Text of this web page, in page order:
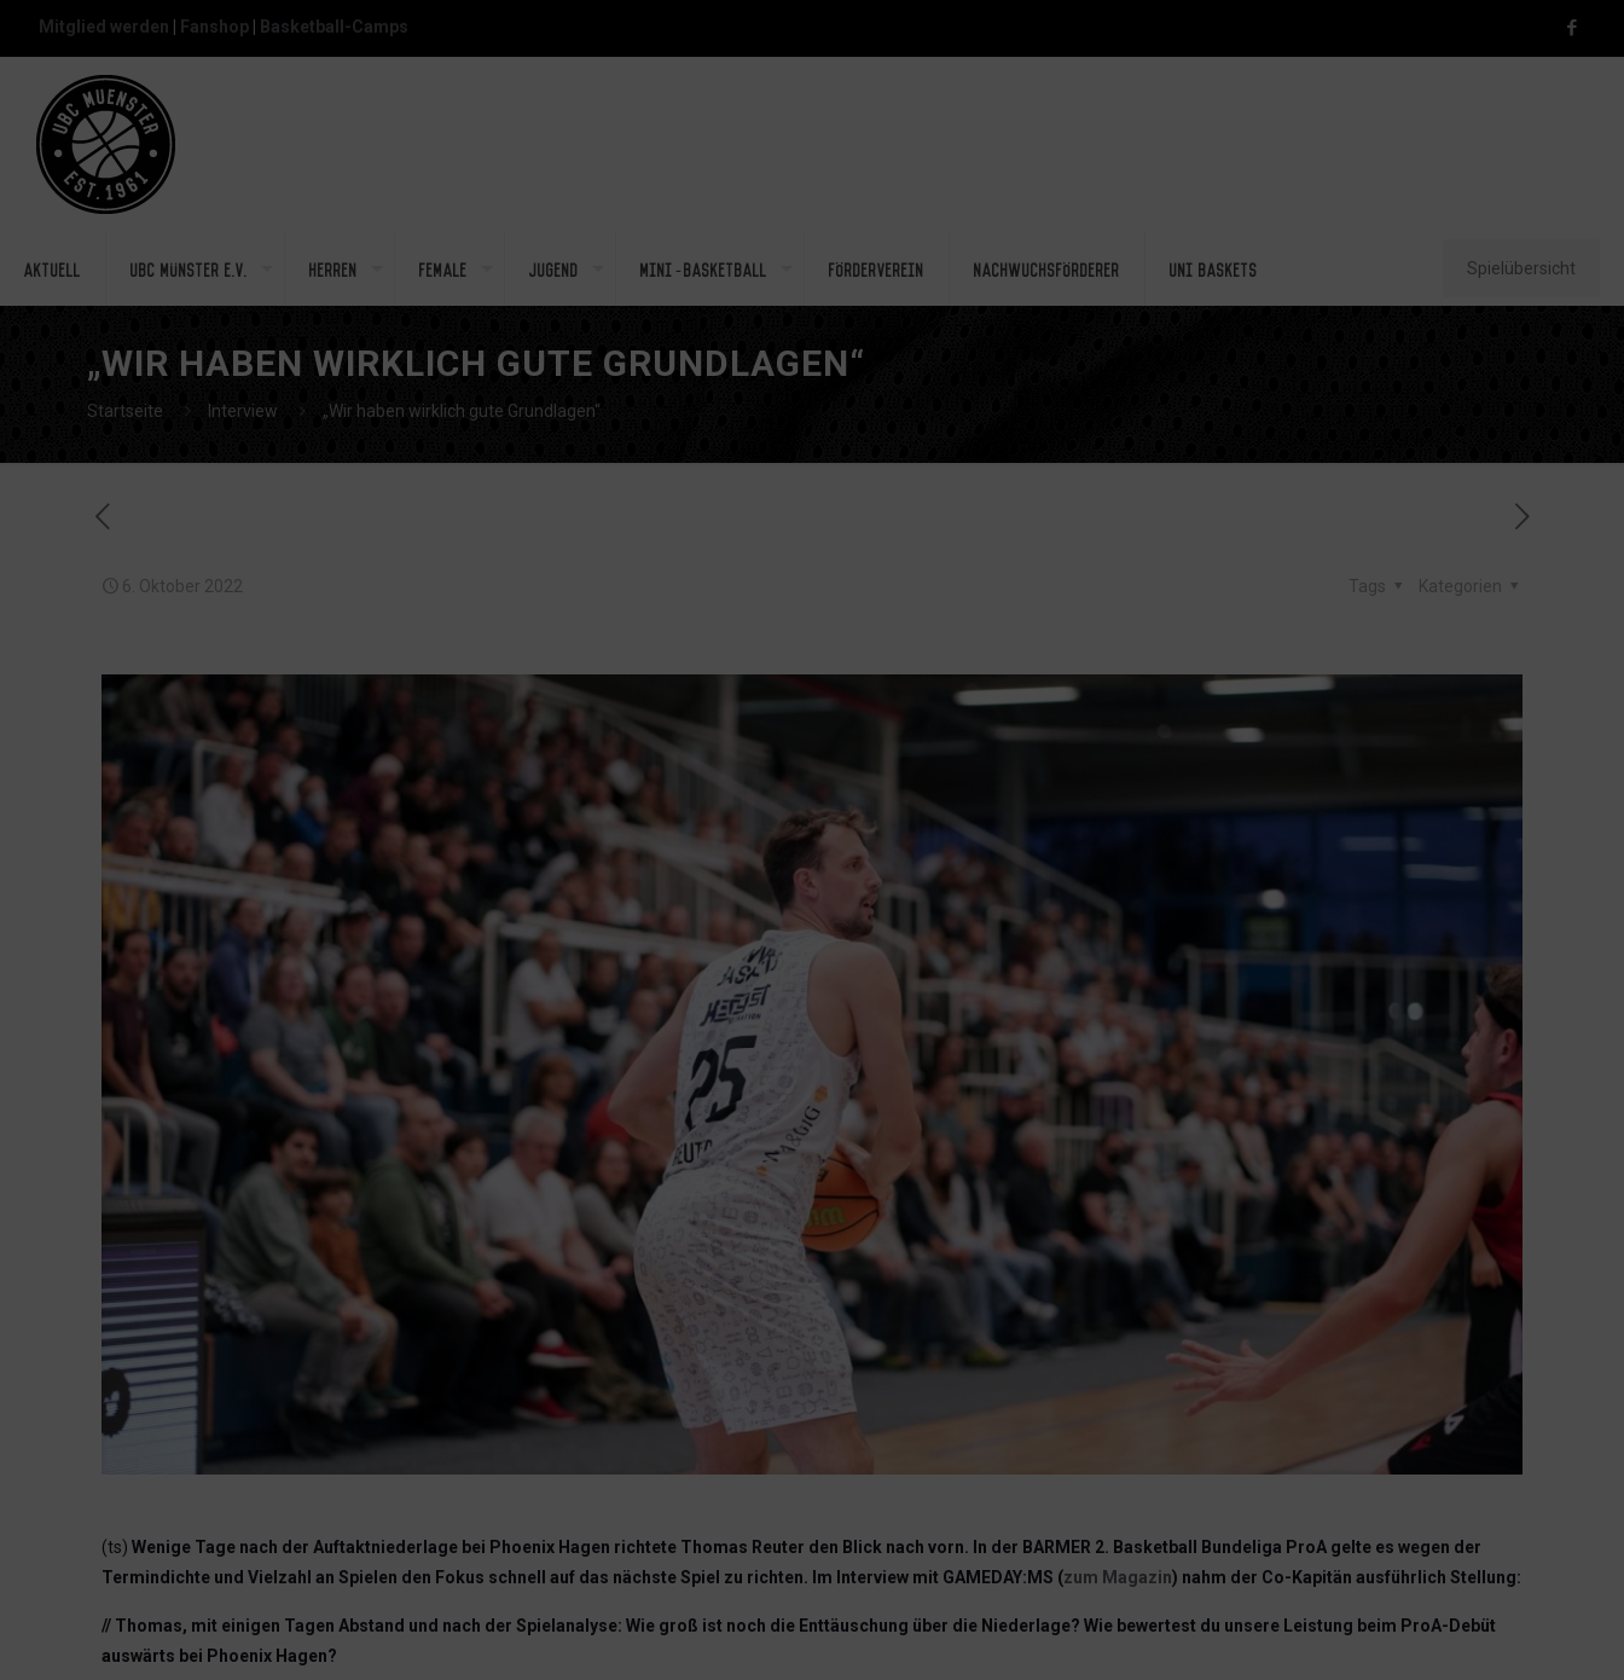
Mitglied werden Fanshop Basketball-Camps
Aktuell UBC Münster e.V. Herren Female Jugend Mini-Basketball Förderverein Nachwuchsförderer Uni Baskets Spielübersicht
„WIR HABEN WIRKLICH GUTE GRUNDLAGEN“
Startseite Interview „Wir haben wirklich gute Grundlagen“
6. Oktober 2022 Kategorien
Tags
(ts) Wenige Tage nach der Auftaktniederlage bei Phoenix Hagen richtete Thomas Reuter den Blick nach vorn. In der BARMER 2. Basketball Bundeliga ProA gelte es wegen der
Termindichte und Vielzahl an Spielen den Fokus schnell auf das nächste Spiel zu richten. Im Interview mit GAMEDAY:MS (zum Magazin) nahm der Co-Kapitän ausführlich Stellung:
// Thomas, mit einigen Tagen Abstand und nach der Spielanalyse: Wie groß ist noch die Enttäuschung über die Niederlage? Wie bewertest du unsere Leistung beim ProA-Debüt
auswärts bei Phoenix Hagen?